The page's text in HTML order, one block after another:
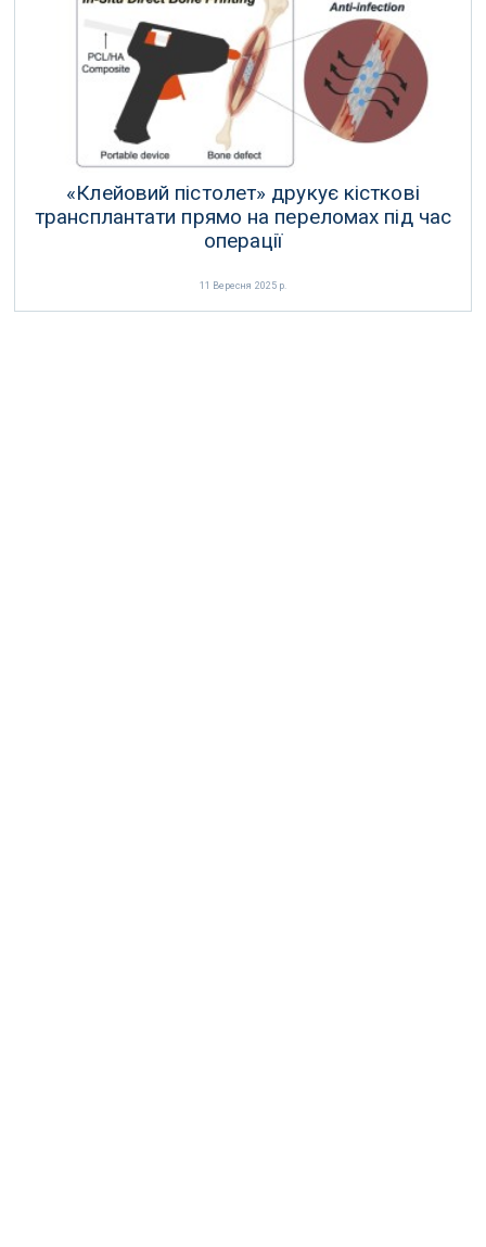
05 Березня 2026 р.
«Клейовий пістолет» друкує кісткові
трансплантати прямо на переломах під час
операції
11 Вересня 2025 р.